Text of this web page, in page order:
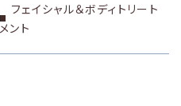
フェイシャル＆ボディトリート
メント